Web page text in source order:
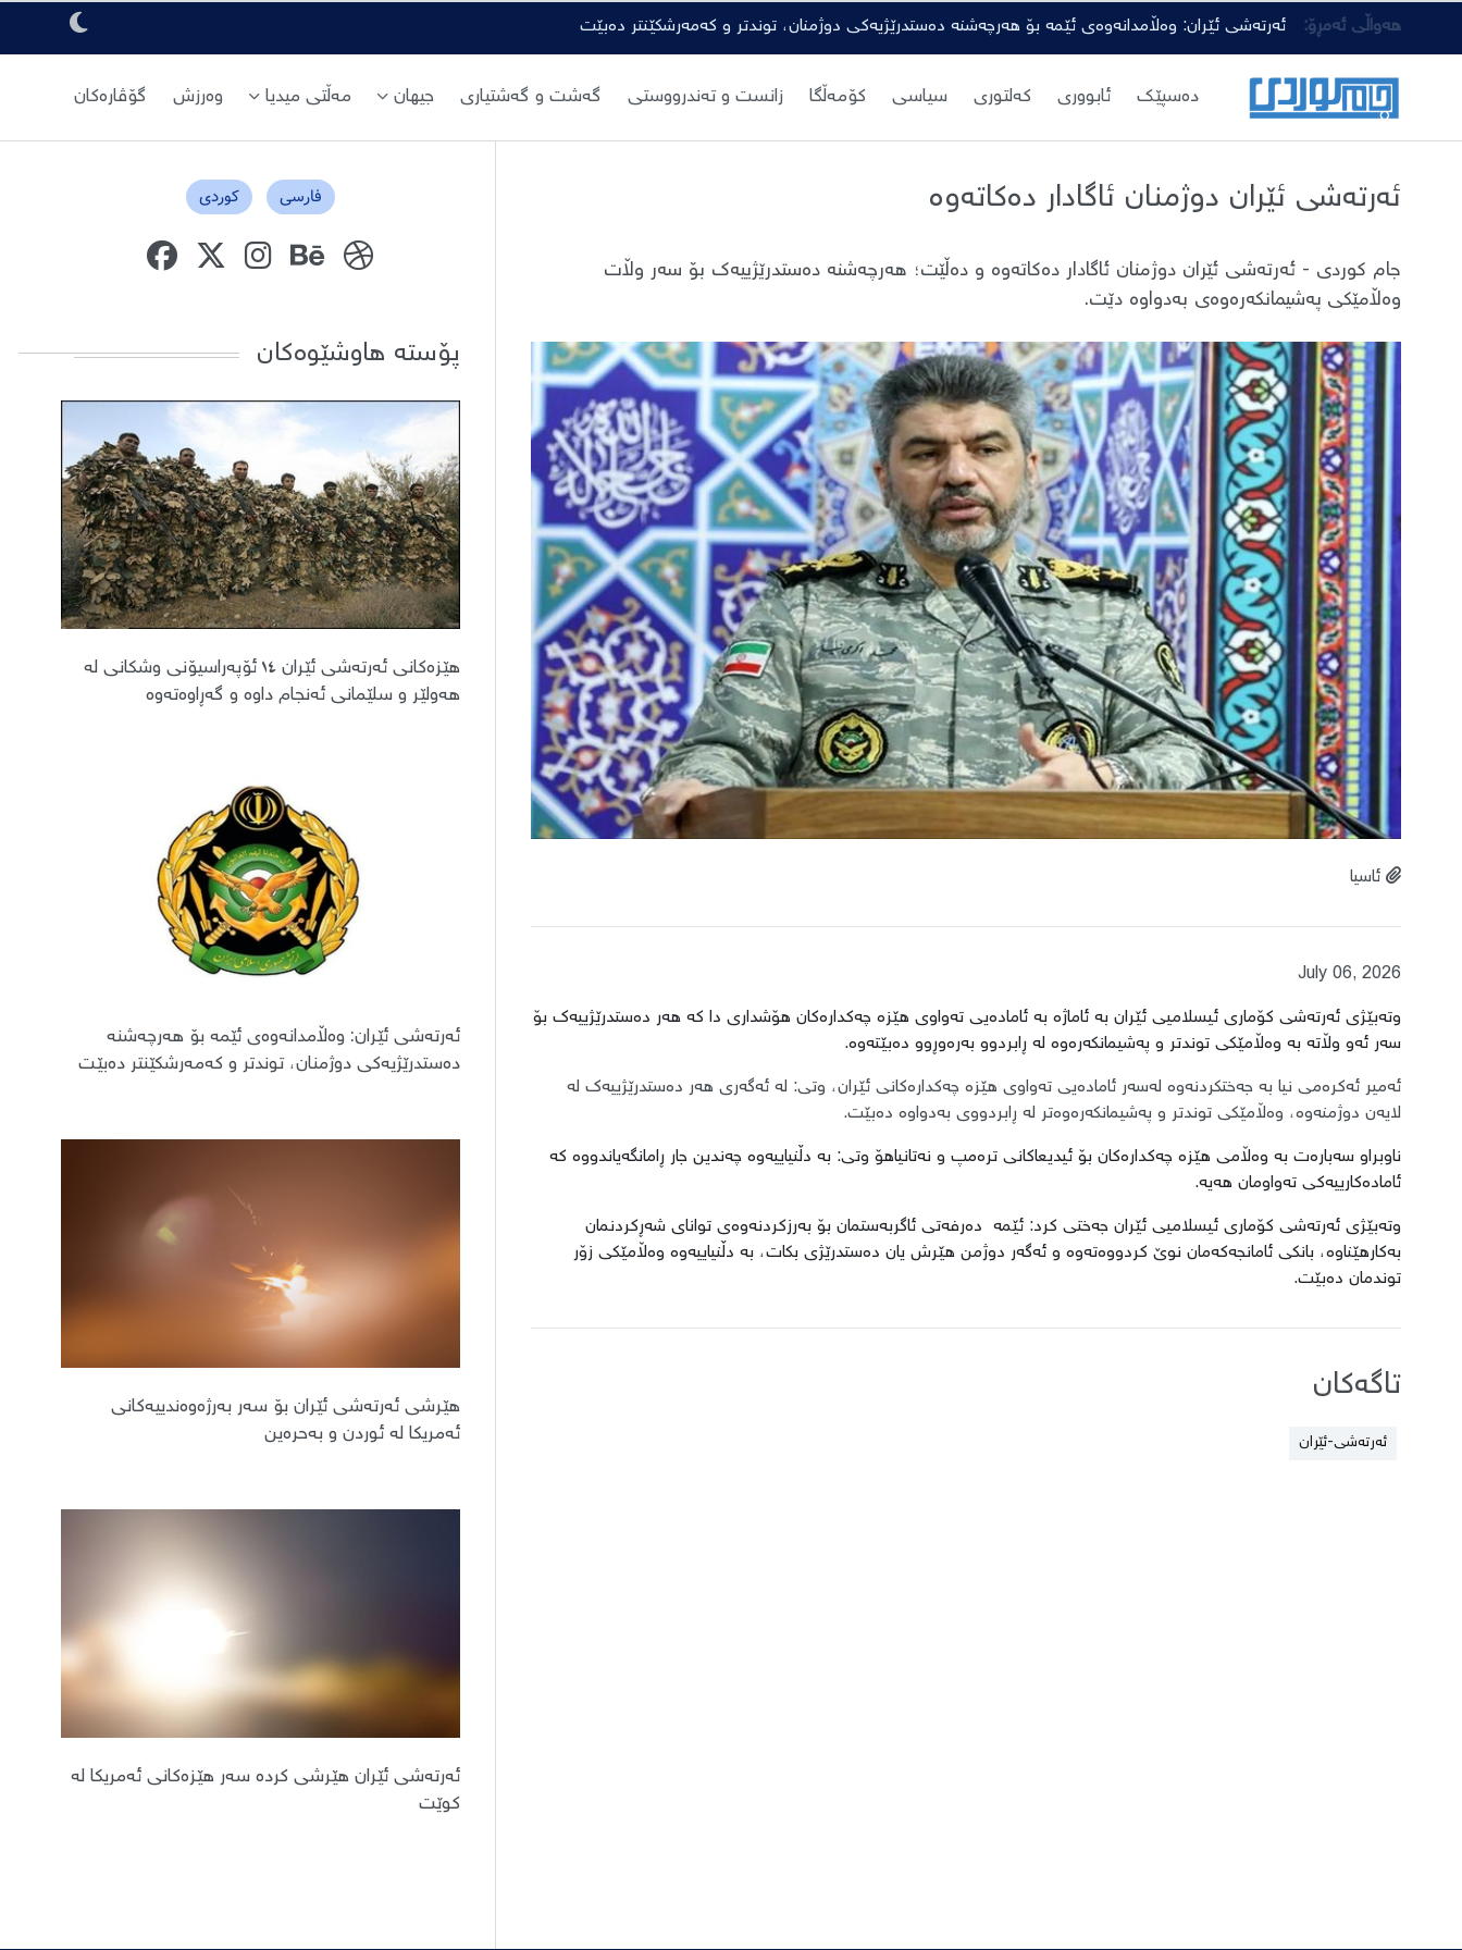
هەواڵی ئەمڕۆ: ئەرتەشی ئێران: وەڵامدانەوەی ئێمە بۆ هەرچەشنە دەستدرێژیەکی دوژمنان، توندتر و کەمەرشکێنتر دەبێت
دەسپێك ئابووری کەلتوری سیاسی کۆمەڵگا زانست و تەندرووستی گەشت و گەشتیاری جیهان مەڵتی میدیا وەرزش گۆڤارەکان
ئەرتەشی ئێران دوژمنان ئاگادار دەکاتەوە
جام کوردی - ئەرتەشی ئێران دوژمنان ئاگادار دەکاتەوە و دەڵێت؛ هەرچەشنە دەستدرێژییەک بۆ سەر وڵات
وەڵامێکی پەشیمانکەرەوەی بەدواوە دێت.
ئاسیا
July 06, 2026
وتەبێژی ئەرتەشی کۆماری ئیسلامیی ئێران بە ئاماژە بە ئامادەیی تەواوی هێزە چەکدارەکان هۆشداری دا کە هەر دەستدرێژییەک بۆ
سەر ئەو وڵاتە بە وەڵامێکی توندتر و پەشیمانکەرەوە لە ڕابردوو بەرەوڕوو دەبێتەوە.
ئەمیر ئەکرەمی نیا بە جەختکردنەوە لەسەر ئامادەیی تەواوی هێزە چەکدارەکانی ئێران، وتی: لە ئەگەری هەر دەستدرێژییەک لە
لایەن دوژمنەوە، وەڵامێکی توندتر و پەشیمانکەرەوەتر لە ڕابردووی بەدواوە دەبێت.
ناوبراو سەبارەت بە وەڵامی هێزە چەکدارەکان بۆ ئیدیعاکانی ترەمپ و نەتانیاهۆ وتی: بە دڵنیاییەوە چەندین جار ڕامانگەیاندووە کە
ئامادەکارییەکی تەواومان هەیە.
وتەبێژی ئەرتەشی کۆماری ئیسلامیی ئێران جەختی کرد: ئێمە دەرفەتی ئاگربەستمان بۆ بەرزکردنەوەی توانای شەڕکردنمان
بەکارهێناوە، بانکی ئامانجەکەمان نوێ کردووەتەوە و ئەگەر دوژمن هێرش یان دەستدرێژی بکات، بە دڵنیاییەوە وەڵامێکی زۆر
توندمان دەبێت.
تاگەکان
ئەرتەشی-ئێران
فارسی کوردی
پۆستە هاوشێوەکان
هێزەکانی ئەرتەشی ئێران ١٤ ئۆپەراسیۆنی وشکانی لە
هەولێر و سلێمانی ئەنجام داوە و گەڕاوەتەوە
ئەرتەشی ئێران: وەڵامدانەوەی ئێمە بۆ هەرچەشنە
دەستدرێژیەکی دوژمنان، توندتر و کەمەرشکێنتر دەبێت
هێرشی ئەرتەشی ئێران بۆ سەر بەرژەوەندییەکانی
ئەمریکا لە ئوردن و بەحرەین
ئەرتەشی ئێران هێرشی کردە سەر هێزەکانی ئەمریکا لە
کوێت